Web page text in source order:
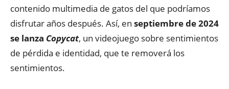
contenido multimedia de gatos del que podríamos
disfrutar años después. Así, en septiembre de 2024
se lanza Copycat, un videojuego sobre sentimientos
de pérdida e identidad, que te removerá los
sentimientos.